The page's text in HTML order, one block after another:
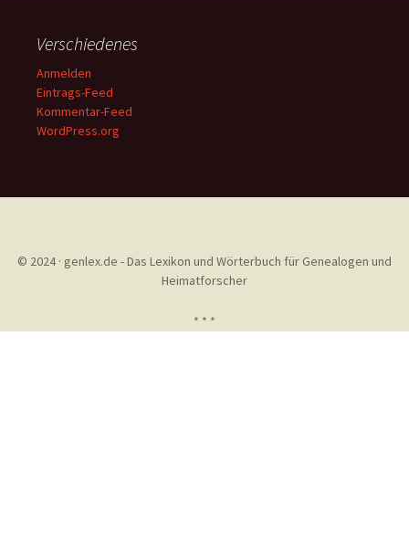
Verschiedenes
Anmelden
Eintrags-Feed
Kommentar-Feed
WordPress.org
© 2024 · genlex.de - Das Lexikon und Wörterbuch für Genealogen und
Heimatforscher
* * *